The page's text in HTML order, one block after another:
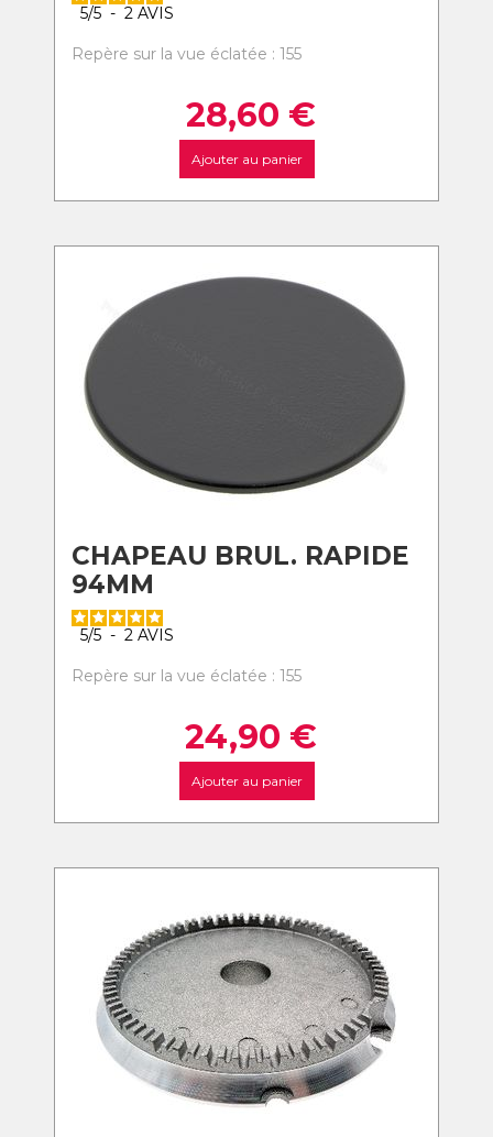
5/5 - 2 AVIS
Repère sur la vue éclatée : 155
28,60 €
Ajouter au panier
CHAPEAU BRUL. RAPIDE
94MM
5/5 - 2 AVIS
Repère sur la vue éclatée : 155
24,90 €
Ajouter au panier